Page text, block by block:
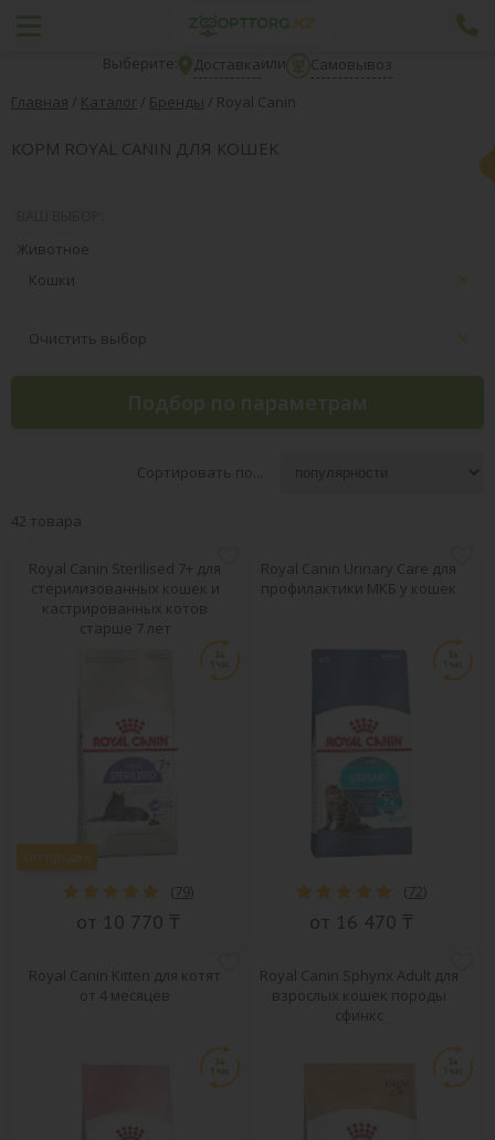
Выберите: Доставкаили
Самовывоз
Главная / Каталог / Бренды / Royal Canin
КОРМ ROYAL CANIN ДЛЯ КОШЕК
Животное
Кошки
Очистить выбор
Подбор по параметрам
Сортировать по...
42 товара
Royal Canin Sterilised 7+ для
стерилизованных кошек и
кастрированных котов
старше 7 лет
Хит продаж
( 79)
от 10 770 ₸
Royal Canin Urinary Care для
профилактики МКБ у кошек
( 72)
от 16 470 ₸
Royal Canin Kitten для котят
от 4 месяцев
Royal Canin Sphynx Adult для
взрослых кошек породы
сфинкс